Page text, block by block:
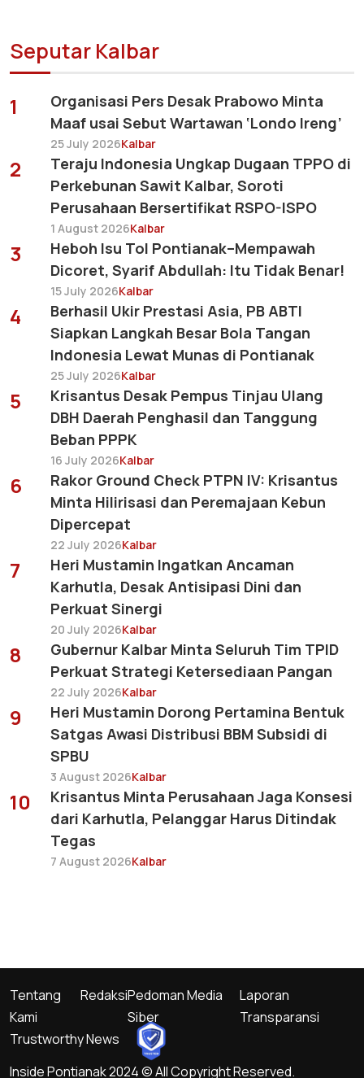
Seputar Kalbar
1
Organisasi Pers Desak Prabowo Minta
Maaf usai Sebut Wartawan ‘Londo Ireng’
25 July 2026Kalbar
2
Teraju Indonesia Ungkap Dugaan TPPO di
Perkebunan Sawit Kalbar, Soroti
Perusahaan Bersertifikat RSPO-ISPO
1 August 2026Kalbar
3
Heboh Isu Tol Pontianak–Mempawah
Dicoret, Syarif Abdullah: Itu Tidak Benar!
15 July 2026Kalbar
4
Berhasil Ukir Prestasi Asia, PB ABTI
Siapkan Langkah Besar Bola Tangan
Indonesia Lewat Munas di Pontianak
25 July 2026Kalbar
5
Krisantus Desak Pempus Tinjau Ulang
DBH Daerah Penghasil dan Tanggung
Beban PPPK
16 July 2026Kalbar
6
Rakor Ground Check PTPN IV: Krisantus
Minta Hilirisasi dan Peremajaan Kebun
Dipercepat
22 July 2026Kalbar
7
Heri Mustamin Ingatkan Ancaman
Karhutla, Desak Antisipasi Dini dan
Perkuat Sinergi
20 July 2026Kalbar
8
Gubernur Kalbar Minta Seluruh Tim TPID
Perkuat Strategi Ketersediaan Pangan
22 July 2026Kalbar
9
Heri Mustamin Dorong Pertamina Bentuk
Satgas Awasi Distribusi BBM Subsidi di
SPBU
3 August 2026Kalbar
10
Krisantus Minta Perusahaan Jaga Konsesi
dari Karhutla, Pelanggar Harus Ditindak
Tegas
7 August 2026Kalbar
Inside Pontianak 2024 © All Copyright Reserved.
Trustworthy News
Tentang
Kami
RedaksiPedoman Media
Siber
Laporan
Transparansi